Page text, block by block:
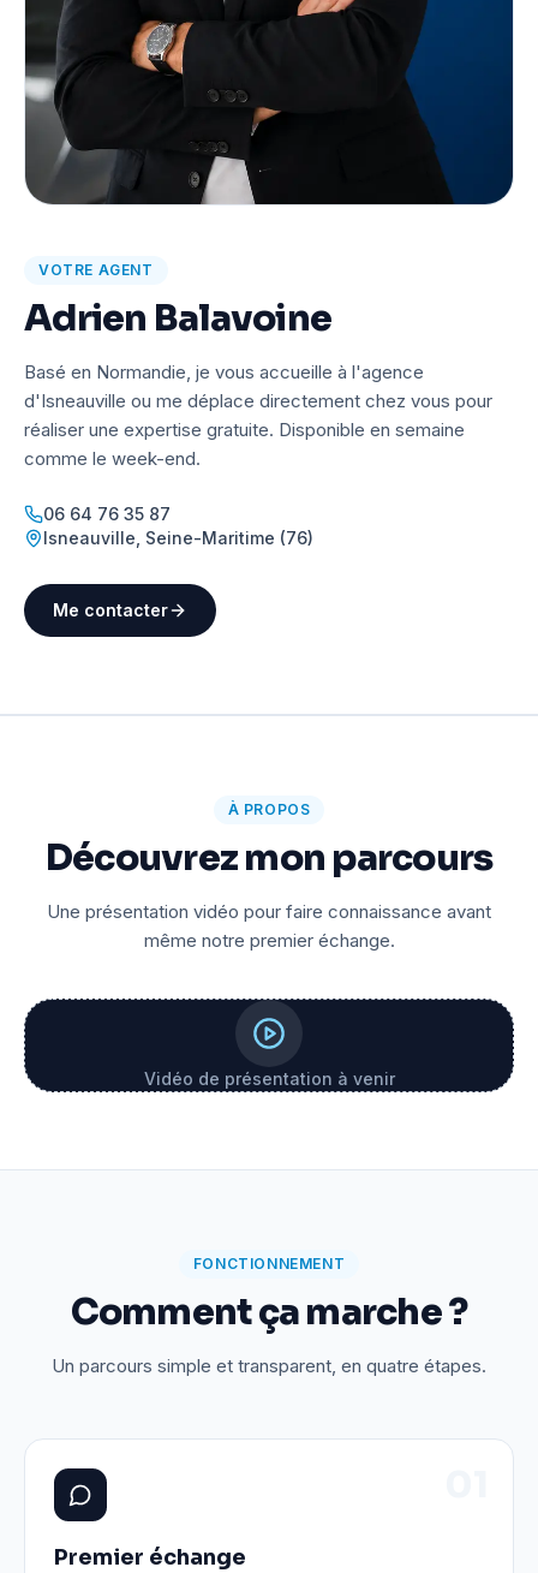
VOTRE AGENT
Adrien Balavoine
Basé en Normandie, je vous accueille à l'agence
d'Isneauville ou me déplace directement chez vous pour
réaliser une expertise gratuite. Disponible en semaine
comme le week-end.
06 64 76 35 87
Isneauville Seine-Maritime (76)
Me contacter
À PROPOS
Découvrez mon parcours
Une présentation vidéo pour faire connaissance avant
même notre premier échange.
Vidéo de présentation à venir
FONCTIONNEMENT
Comment ça marche ?
Un parcours simple et transparent, en quatre étapes.
Premier échange